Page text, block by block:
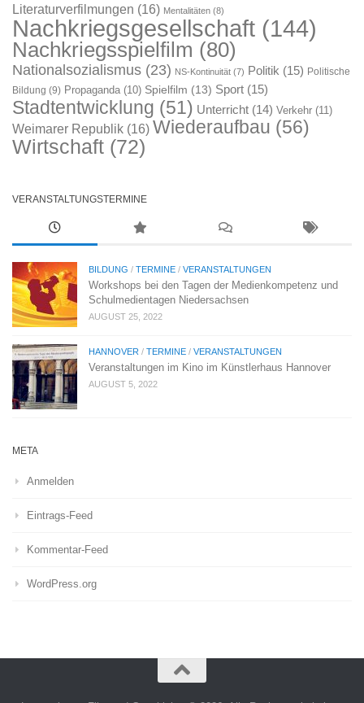
Literaturverfilmungen (16) Mentalitäten (8)
Nachkriegsgesellschaft (144)
Nachkriegsspielfilm (80)
Nationalsozialismus (23) NS-Kontinuität (7) Politik (15) Politische
Bildung (9) Propaganda (10) Spielfilm (13) Sport (15)
Stadtentwicklung (51) Unterricht (14) Verkehr (11)
Weimarer Republik (16) Wiederaufbau (56)
Wirtschaft (72)
VERANSTALTUNGSTERMINE
BILDUNG / TERMINE / VERANSTALTUNGEN
Workshops bei den Tagen der Medienkompetenz und
Schulmedientagen Niedersachsen
AUGUST 25, 2022
HANNOVER / TERMINE / VERANSTALTUNGEN
Veranstaltungen im Kino im Künstlerhaus Hannover
AUGUST 5, 2022
META
Anmelden
Eintrags-Feed
Kommentar-Feed
WordPress.org